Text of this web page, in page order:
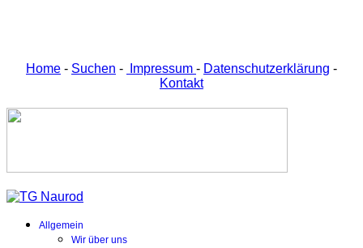
Home - Suchen - Impressum - Datenschutzerklärung -
Kontakt
Allgemein
Wir über uns